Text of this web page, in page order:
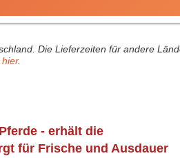
Die Lieferzeiten für andere
hier.
- erhält die
für Frische und Ausdauer